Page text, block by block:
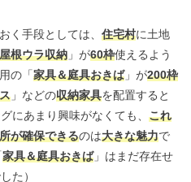
く手段としては、 住宅村に土地
屋根ウラ収納 」が60枠使えるよう
の「家具＆庭具おきば」が200枠
」などの収納家具を配置すると
にあまり興味がなくても、 これ
が確保できるのは大きな魅力で
家具＆庭具おきば」はまだ存在せ
た）